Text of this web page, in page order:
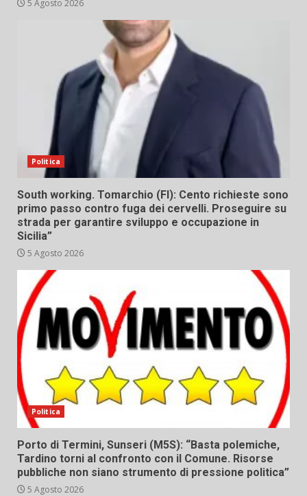
5 Agosto 2026
Politica
South working. Tomarchio (FI): Cento richieste sono
primo passo contro fuga dei cervelli. Proseguire su
strada per garantire sviluppo e occupazione in
Sicilia”
5 Agosto 2026
Politica
Porto di Termini, Sunseri (M5S): “Basta polemiche,
Tardino torni al confronto con il Comune. Risorse
pubbliche non siano strumento di pressione politica”
5 Agosto 2026